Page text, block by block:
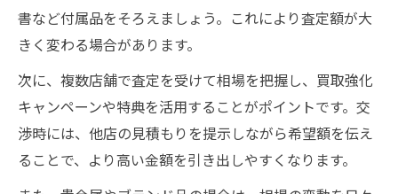
書など付属品をそろえましょう。これにより査定額が大
きく変わる場合があります。
次に、複数店舗で査定を受けて相場を把握し、買取強化
キャンペーンや特典を活用することがポイントです。交
渉時には、他店の見積もりを提示しながら希望額を伝え
ることで、より高い金額を引き出しやすくなります。